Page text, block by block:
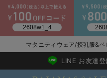
マタニティウェア/授乳服&
2026/
送料495円(一部地域を
LINE お友達